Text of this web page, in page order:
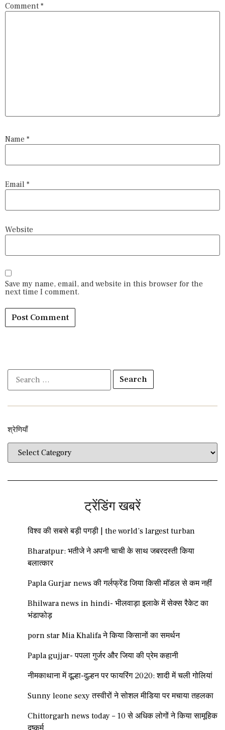
Comment *
Name *
Email *
Website
Save my name, email, and website in this browser for the
next time I comment.
श्रेणियाँ​​
ट्रेंडिंग खबरें
विश्व की सबसे बड़ी पगड़ी | the world’s largest turban
Bharatpur: भतीजे ने अपनी चाची के साथ जबरदस्ती किया
बलात्कार
Papla Gurjar news की गर्लफ्रेंड जिया किसी मॉडल से कम नहीं
Bhilwara news in hindi- भीलवाड़ा इलाके में सेक्स रैकेट का
भंडाफोड़
porn star Mia Khalifa ने किया किसानों का समर्थन
Papla gujjar- पपला गुर्जर और जिया की प्रेम कहानी
नीमकाथाना में दूल्हा-दुल्हन पर फायरिंग 2020: शादी में चली गोलियां
Sunny leone sexy तस्वीरों ने सोशल मीडिया पर मचाया तहलका
Chittorgarh news today – 10 से अधिक लोगों ने किया सामूहिक
दुष्कर्म